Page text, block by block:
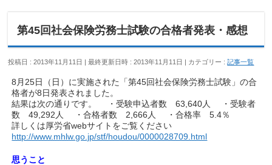
第45回社会保険労務士試験の合格者発表・感想
投稿日 : 2013年11月11日 最終更新日時 : 2013年11月11日 カテゴリー :記事一覧
8月25日（日）に実施された「第45回社会保険労務士試験」の合
格者が8日発表されました。
結果は次の通りです。 ・受験申込者数 63,640人 ・受験者
数 49,292人 ・合格者数 2,666人 ・合格率 5.4％
詳しくは厚労省webサイトをご覧ください
http://www.mhlw.go.jp/stf/houdou/0000028709.html
思うこと